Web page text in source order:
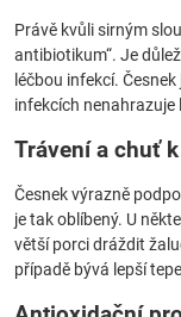
Právě kvůli sirným
antibiotikum“. Je
léčbou infekcí.
infekcích nenahrazuje
Trávení a chuť
Česnek výrazně
je tak oblíbený. U
větší porci dráždit
případě bývá lepší